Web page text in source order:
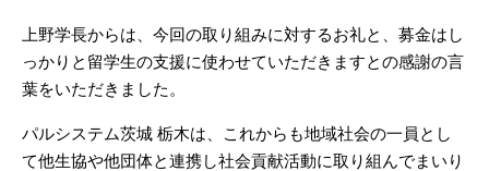
上野学長からは、今回の取り組みに対するお礼と、募金はし
っかりと留学生の支援に使わせていただきますとの感謝の言
葉をいただきました。
パルシステム茨城 栃木は、これからも地域社会の一員とし
て他生協や他団体と連携し社会貢献活動に取り組んでまいり